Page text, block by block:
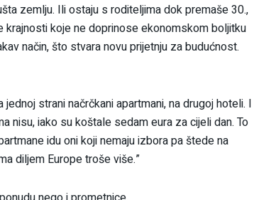
zemlju. Ili ostaju s roditeljima dok premaše 30.,
koje ne doprinose ekonomskom boljitku
način, što stvara novu prijetnju za budućnost.
strani načrčkani apartmani, na drugoj hoteli. I
nisu, iako su koštale sedam eura za cijeli dan. To
idu oni koji nemaju izbora pa štede na
diljem Europe troše više.”